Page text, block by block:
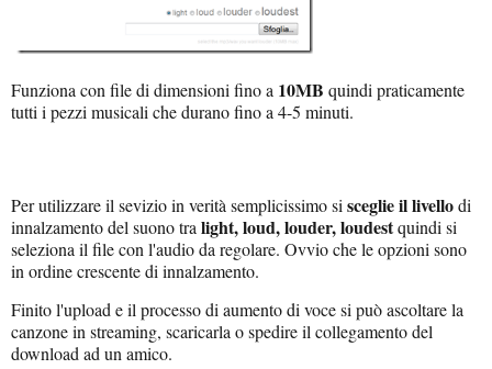
Funziona con file di dimensioni fino a 10MB quindi praticamente
tutti i pezzi musicali che durano fino a 4-5 minuti.
Per utilizzare il sevizio in verità semplicissimo sisceglie il livellodi
innalzamento del suono tralight, loud, louder, loudestquindi si
seleziona il file con l'audio da regolare. Ovvio che le opzioni sono
in ordine crescente di innalzamento.
Finito l'upload e il processo di aumento di voce si può ascoltare la
canzone in streaming, scaricarla o spedire il collegamento del
download ad un amico.